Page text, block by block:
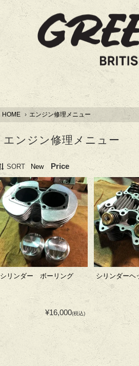
HOME › エンジン修理メニュー
エンジン修理メニュー
SORT New Price
シリンダー ボーリング
¥16,000(税込)
シリンダー